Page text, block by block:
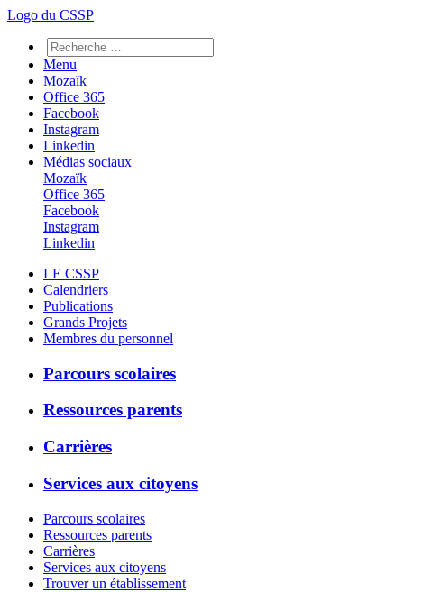
Logo du CSSP
Menu
Mozaïk
Office 365
Facebook
Instagram
Linkedin
Médias sociaux
Mozaïk
Office 365
Facebook
Instagram
Linkedin
LE CSSP
Calendriers
Publications
Grands Projets
Membres du personnel
Parcours scolaires
Ressources parents
Carrières
Services aux citoyens
Parcours scolaires
Ressources parents
Carrières
Services aux citoyens
Trouver un établissement